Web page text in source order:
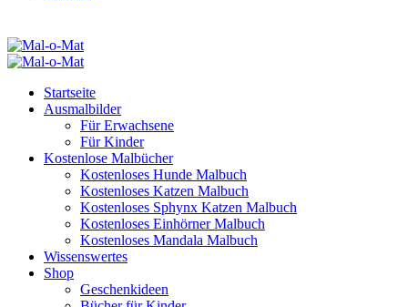
Startseite
Ausmalbilder
Für Erwachsene
Für Kinder
Kostenlose Malbücher
Kostenloses Hunde Malbuch
Kostenloses Katzen Malbuch
Kostenloses Sphynx Katzen Malbuch
Kostenloses Einhörner Malbuch
Kostenloses Mandala Malbuch
Wissenswertes
Shop
Geschenkideen